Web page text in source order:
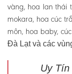
vàng, hoa lan thái
mokara, hoa cúc
môn, hoa baby,
Đà Lạt và các
Uy Tín